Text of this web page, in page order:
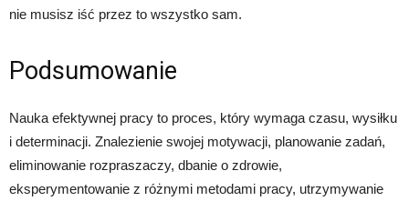
nie musisz iść przez to wszystko sam.
Podsumowanie
Nauka efektywnej pracy to proces, który wymaga czasu, wysiłku
i determinacji. Znalezienie swojej motywacji, planowanie zadań,
eliminowanie rozpraszaczy, dbanie o zdrowie,
eksperymentowanie z różnymi metodami pracy, utrzymywanie